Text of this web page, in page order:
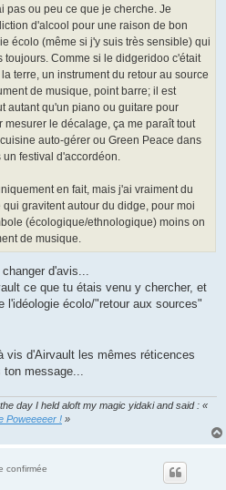
pas ou peu ce que je cherche. Je
d'alcool pour une raison de bon
écolo (même si j'y suis très sensible) qui
Comme si le didgeridoo c'était
terre, un instrument du retour au source
de musique, point barre; il est
autant qu'un piano ou guitare pour
mesurer le décalage, ça me paraît tout
auto-gérer ou Green Peace dans
festival d'accordéon.
en fait, mais j'ai vraiment du
gravitent autour du didge, pour moi
(écologique/ethnologique) moins on
de musique.
d'avis...
ce que tu étais venu y chercher, et
l'idéologie écolo/"retour aux sources"
vis d'Airvault les mêmes réticences
ton message...
day I held aloft my magic yidaki and said : «
Poweeeeer ! »
confirmée